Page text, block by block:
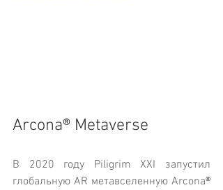
Arcona® Metaverse
В 2020 году Piligrim XXI запустил
глобальную AR метавселенную Arcona®